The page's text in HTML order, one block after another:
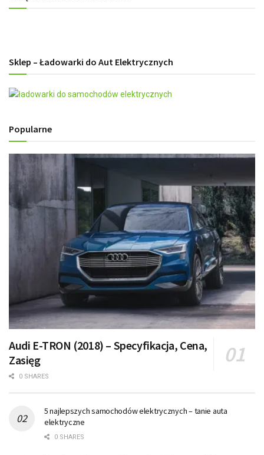
Sklep – Ładowarki do Aut Elektrycznych
Popularne
Audi E-TRON (2018) – Specyfikacja, Cena,
Zasięg
0 SHARES
5 najlepszych samochodów elektrycznych – tanie auta
elektryczne
0 SHARES